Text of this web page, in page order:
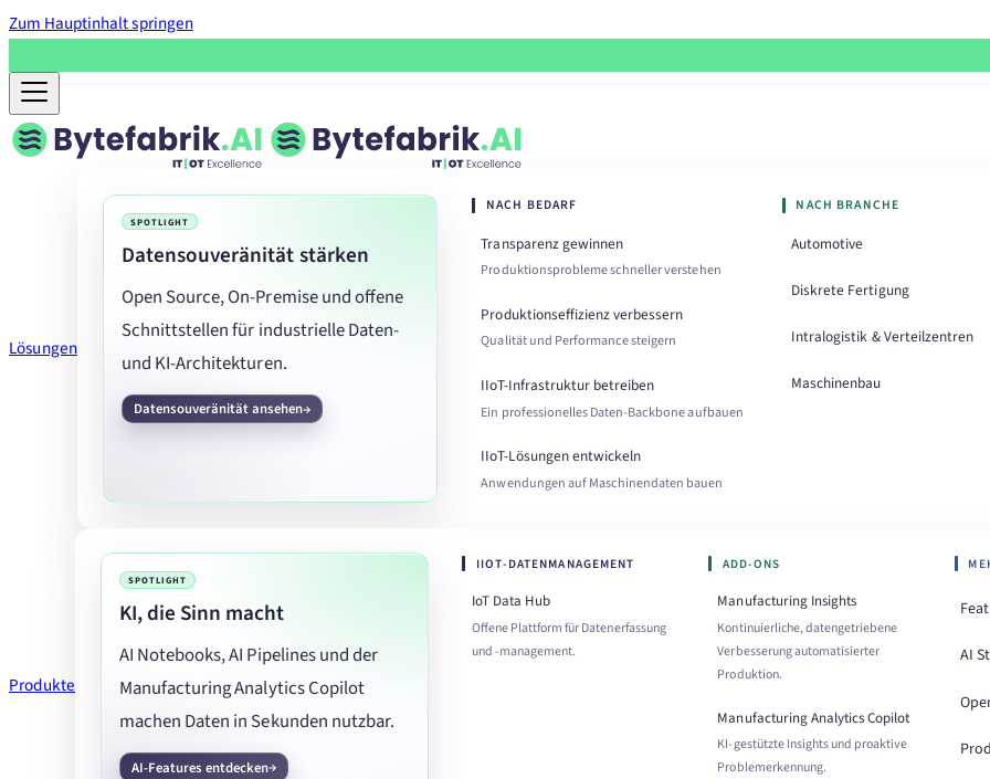
Zum Hauptinhalt springen
Lösungen
SPOTLIGHT
Datensouveränität stärken
Open Source, On-Premise und offene
Schnittstellen für industrielle Daten-
und KI-Architekturen.
Datensouveränität ansehen
NACH BEDARF
Transparenz gewinnen
Produktionsprobleme schneller verstehen
Produktionseffizienz verbessern
Qualität und Performance steigern
IIoT-Infrastruktur betreiben
Ein professionelles Daten-Backbone aufbauen
IIoT-Lösungen entwickeln
Anwendungen auf Maschinendaten bauen
NACH BRANCHE
Automotive
Diskrete Fertigung
Intralogistik & Verteilzentren
Maschinenbau
Produkte
SPOTLIGHT
KI, die Sinn macht
AI Notebooks, AI Pipelines und der
Manufacturing Analytics Copilot
machen Daten in Sekunden nutzbar.
AI-Features entdecken
IIOT-DATENMANAGEMENT
IoT Data Hub
Offene Plattform für Datenerfassung
und -management.
ADD-ONS
Manufacturing Insights
Kontinuierliche, datengetriebene
Verbesserung automatisierter
Produktion.
Manufacturing Analytics Copilot
KI-gestützte Insights und proaktive
Problemerkennung.
AI